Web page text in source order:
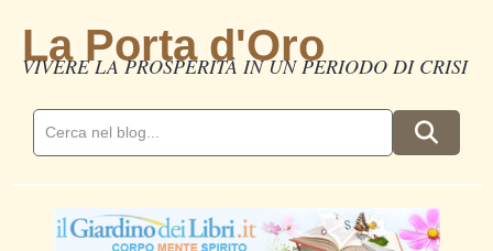
La Porta d'Oro
VIVERE LA PROSPERITÀ IN UN PERIODO DI CRISI